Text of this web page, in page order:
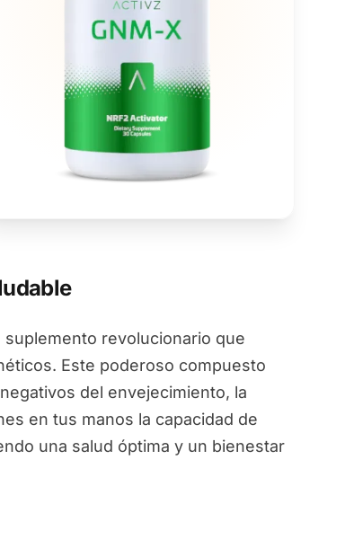
revolucionario que
Este poderoso compuesto
del envejecimiento, la
en tus manos la capacidad de
una salud óptima y un bienestar